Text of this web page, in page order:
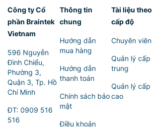
Công ty Cổ
phần Braintek
Vietnam
596 Nguyễn
Đình Chiểu,
Phường 3,
Quận 3, Tp. Hồ
Chí Minh
ĐT: 0909 516
516
Thông tin
chung
Hướng dẫn
mua hàng
Hướng dẫn
thanh toán
Chính sách bảo
mật
Điều khoản
Tài liệu theo
cấp độ
Chuyên viên
Quản lý cấp
trung
Quản lý cấp
cao